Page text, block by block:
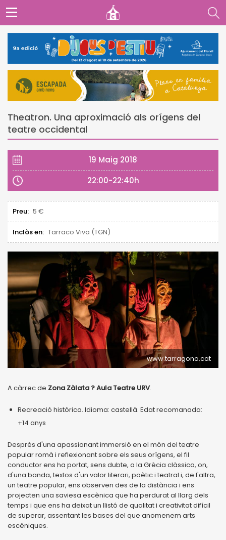
Theatron. Una aproximació als orígens del
teatre occidental
19 Maig 2018
22:00-22:40h
Preu: 5 €
Inclòs en: Tarraco Viva (TGN)
www.tarragona.cat
A càrrec de Zona Zàlata ? Aula Teatre URV.
Recreació històrica. Idioma: castellà. Edat recomanada:
+14 anys
Després d'una apassionant immersió en el món del teatre
popular romà i reflexionant sobre els seus orígens, el fil
conductor ens ha portat, sens dubte, a la Grècia clàssica, on,
d'una banda, textos d'un valor literari, poètic i teatral i, de l'altra,
un teatre popular, ens observen des de la distància i ens
projecten una saviesa escènica que ha perdurat al llarg dels
temps i que ens ha deixat un llistó de qualitat i creativitat difícil
de superar, assentant les bases del que anomenem arts
escèniques.